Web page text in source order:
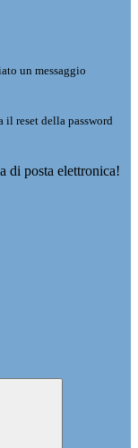
un messaggio
il reset della password
di posta elettronica!